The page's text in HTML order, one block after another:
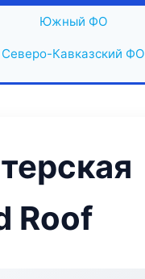
Южный ФО
Северо-Кавказский ФО
Roof